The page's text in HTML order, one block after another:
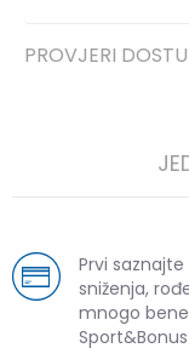
PROVJERI
Prvi
sniženja,
mnogo